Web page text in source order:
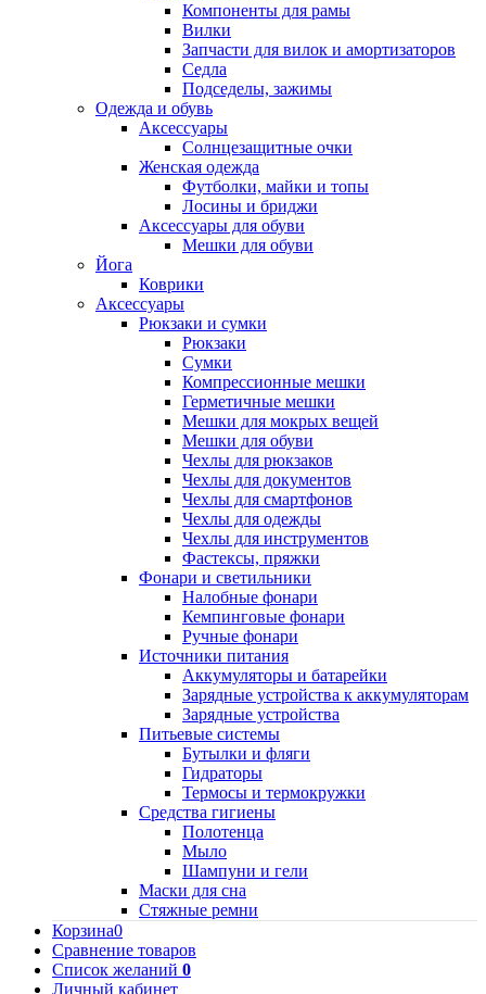
Компоненты для рамы
Вилки
Запчасти для вилок и амортизаторов
Седла
Подседелы, зажимы
Одежда и обувь
Аксессуары
Солнцезащитные очки
Женская одежда
Футболки, майки и топы
Лосины и бриджи
Аксессуары для обуви
Мешки для обуви
Йога
Коврики
Аксессуары
Рюкзаки и сумки
Рюкзаки
Сумки
Компрессионные мешки
Герметичные мешки
Мешки для мокрых вещей
Мешки для обуви
Чехлы для рюкзаков
Чехлы для документов
Чехлы для смартфонов
Чехлы для одежды
Чехлы для инструментов
Фастексы, пряжки
Фонари и светильники
Налобные фонари
Кемпинговые фонари
Ручные фонари
Источники питания
Аккумуляторы и батарейки
Зарядные устройства к аккумуляторам
Зарядные устройства
Питьевые системы
Бутылки и фляги
Гидраторы
Термосы и термокружки
Средства гигиены
Полотенца
Мыло
Шампуни и гели
Маски для сна
Стяжные ремни
Корзина0
Сравнение товаров
Список желаний 0
Личный кабинет